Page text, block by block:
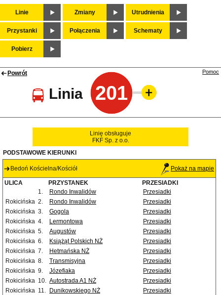
Linie Zmiany Utrudnienia
Przystanki Połączenia Schematy
Pobierz
Powrót
Linia 201
Pomoc
Linię obsługuje
FKF Sp. z o.o.
PODSTAWOWE KIERUNKI
Bedoń Kościelna/Kościół Pokaż na mapie
ULICA PRZYSTANEK
PRZESIADKI
1.
Rondo Inwalidów
Przesiadki
Rokicińska 2. Rondo Inwalidów
Przesiadki
Rokicińska 3. Gogola
Przesiadki
Rokicińska 4. Lermontowa
Przesiadki
Rokicińska 5. Augustów
Przesiadki
Rokicińska 6. Książąt Polskich NŻ
Przesiadki
Rokicińska 7. Hetmańska NŻ
Przesiadki
Rokicińska 8. Transmisyjna
Przesiadki
Rokicińska 9. Józefiaka
Przesiadki
Rokicińska 10. Autostrada A1 NŻ
Przesiadki
Rokicińska 11. Dunikowskiego NŻ
Przesiadki